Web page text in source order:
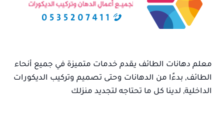
معلم دهانات الطائف يقدم خدمات متميزة في جميع أنحاء
الطائف, بدءًا من الدهانات وحتى تصميم وتركيب الديكورات
الداخلية, لدينا كل ما تحتاجه لتجديد منزلك